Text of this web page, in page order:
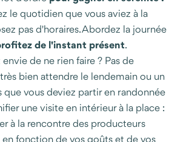
le quotidien que vous aviez à la
pas d'horaires. Abordez la journée
de l'instant présent.
de ne rien faire ? Pas de
bien attendre le lendemain ou un
que vous deviez partir en randonnée
une visite en intérieur à la place :
à la rencontre des producteurs
en fonction de vos goûts et de vos